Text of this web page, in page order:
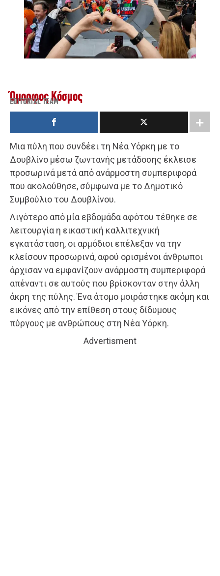
Όμορφος Κόσμος
EDITORIAL TEAM
Μια πύλη που συνδέει τη Νέα Υόρκη με το
Δουβλίνο μέσω ζωντανής μετάδοσης έκλεισε
προσωρινά μετά από ανάρμοστη συμπεριφορά
που ακολούθησε, σύμφωνα με το Δημοτικό
Συμβούλιο του Δουβλίνου.
Λιγότερο από μία εβδομάδα αφότου τέθηκε σε
λειτουργία η εικαστική καλλιτεχνική
εγκατάσταση, οι αρμόδιοι επέλεξαν να την
κλείσουν προσωρινά, αφού ορισμένοι άνθρωποι
άρχισαν να εμφανίζουν ανάρμοστη συμπεριφορά
απέναντι σε αυτούς που βρίσκονταν στην άλλη
άκρη της πύλης. Ένα άτομο μοιράστηκε ακόμη και
εικόνες από την επίθεση στους δίδυμους
πύργους με ανθρώπους στη Νέα Υόρκη.
Advertisment